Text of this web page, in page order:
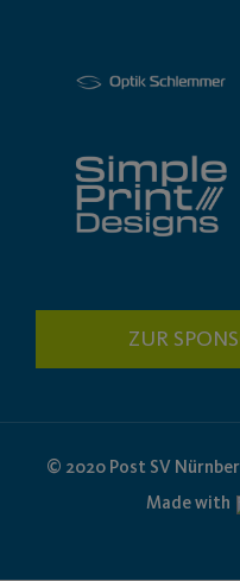
ZUR
© 2020 Post SV
Made with